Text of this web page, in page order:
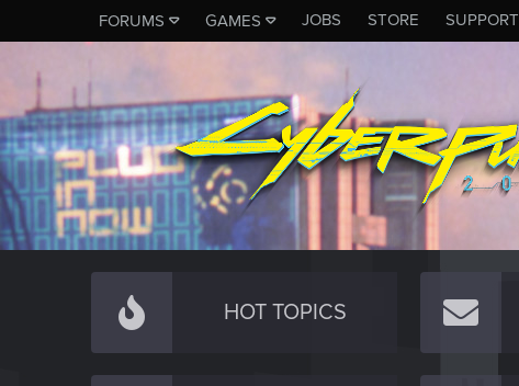
FORUMS GAMES JOBS STORE SUPPORT
HOT TOPICS